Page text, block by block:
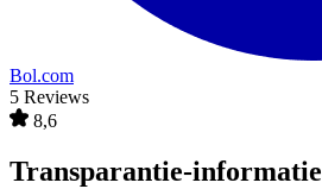
Bol.com
5 Reviews
8,6
Transparantie-informatie